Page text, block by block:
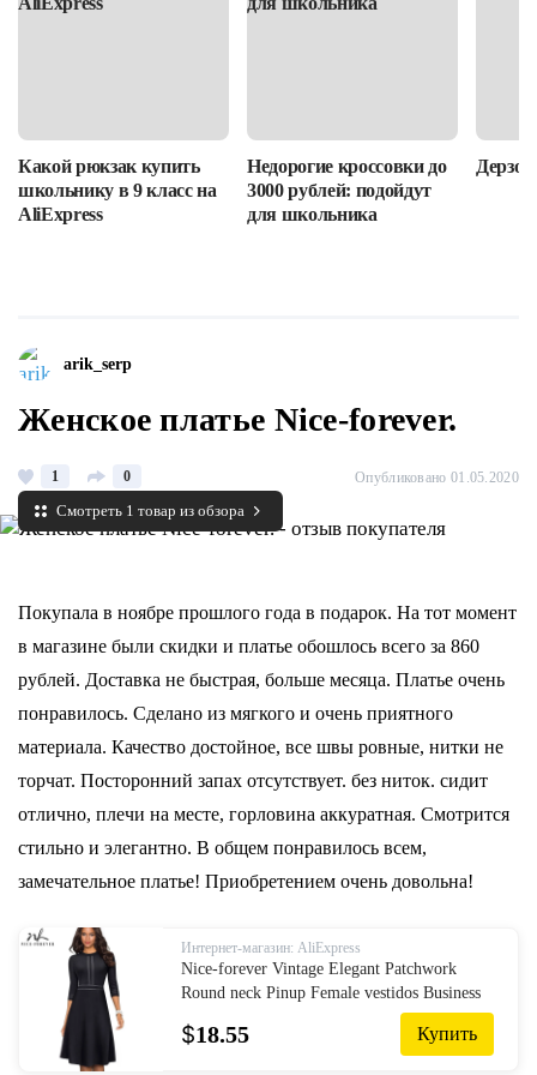
Какой рюкзак купить
школьнику в 9 класс на
AliExpress
Недорогие кроссовки до
3000 рублей: подойдут
для школьника
arik_serp
Женское платье Nice-forever.
1 0 Опубликовано 01.05.2020
Смотреть 1 товар из обзора
Покупала в ноябре прошлого года в подарок. На тот момент
в магазине были скидки и платье обошлось всего за 860
рублей. Доставка не быстрая, больше месяца. Платье очень
понравилось. Сделано из мягкого и очень приятного
материала. Качество достойное, все швы ровные, нитки не
торчат. Посторонний запах отсутствует. без ниток. сидит
отлично, плечи на месте, горловина аккуратная. Смотрится
стильно и элегантно. В общем понравилось всем,
замечательное платье! Приобретением очень довольна!
Интернет-магазин: AliExpress
Nice-forever Vintage Elegant Patchwork
Round neck Pinup Female vestidos Business
Party Flare A-Line Retro Women Dress A135
$18.55 Купить